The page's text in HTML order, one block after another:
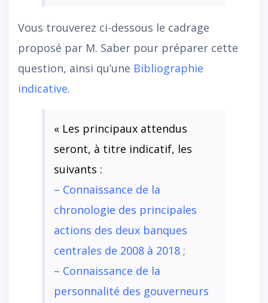
Vous trouverez ci-dessous le cadrage
proposé par M. Saber pour préparer cette
question, ainsi qu’une Bibliographie
indicative.
« Les principaux attendus
seront, à titre indicatif, les
suivants :
– Connaissance de la
chronologie des principales
actions des deux banques
centrales de 2008 à 2018 ;
– Connaissance de la
personnalité des gouverneurs